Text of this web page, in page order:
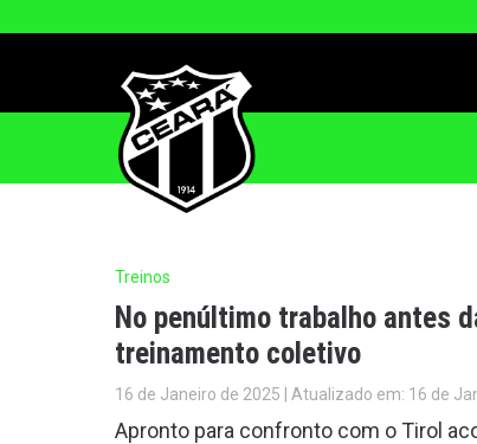
Treinos
No penúltimo trabalho antes
treinamento coletivo
16 de Janeiro de 2025 | Atualizado em: 16 de
Apronto para confronto com o Tirol